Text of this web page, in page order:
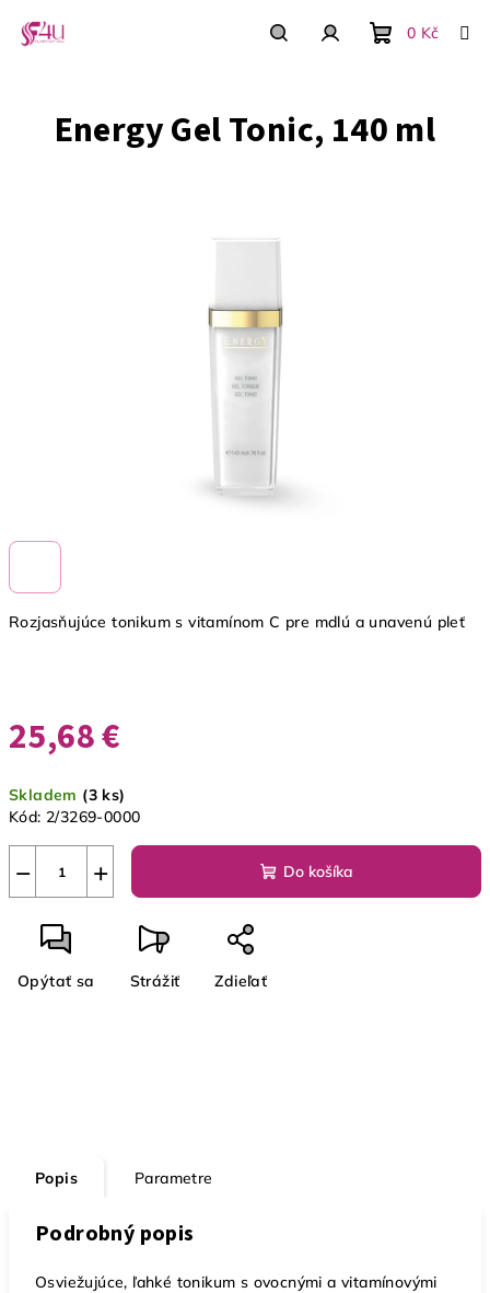
obsah
košík
0 Kč
Rozjasňujúce tonikum s vitamínom C pre mdlú a unavenú pleť
25,68 €
cena:
Skladem (3 ks)
Kód: 2/3269-0000
+
− Do košíka
Opýtať sa Strážiť Zdieľať
Energy Gel Tonic, 140 ml
Popis Parametre
Podrobný popis
Osviežujúce, ľahké tonikum s ovocnými a vitamínovými